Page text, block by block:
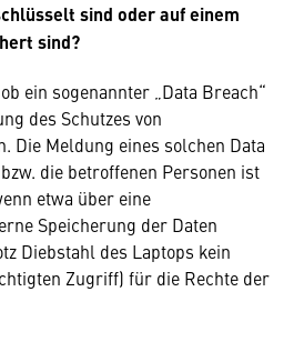
sind oder auf einem
sind?
ein sogenannter „Data Breach“
des Schutzes von
Die Meldung eines solchen Data
die betroffenen Personen ist
etwa über eine
Speicherung der Daten
Diebstahl des Laptops kein
Zugriff) für die Rechte der